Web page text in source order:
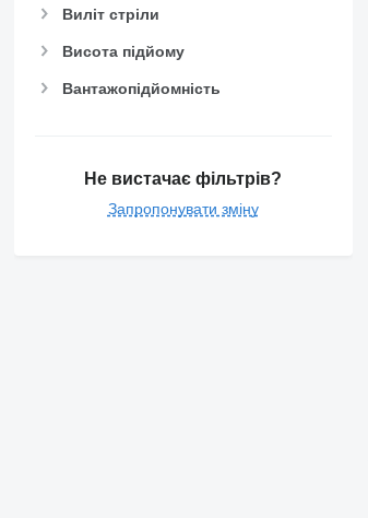
Виліт стріли
Висота підйому
Вантажопідйомність
Не вистачає фільтрів?
Запропонувати зміну